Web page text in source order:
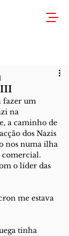
III
fazer um
na
a caminho de
dos Nazis
nos numa ilha
comercial.
o líder das
me estava
tinha